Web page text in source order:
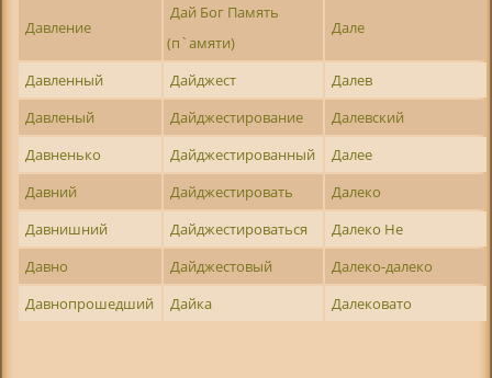
Давление
Дай Бог Память
(п`амяти)
Дале
Давленный Дайджест
Далев
Давленый
Дайджестирование
Далевский
Давненько
Дайджестированный
Далее
Давний
Дайджестировать
Далеко
Давнишний
Дайджестироваться
Далеко Не
Давно
Дайджестовый
Далеко-далеко
Давнопрошедший
Дайка Далековато